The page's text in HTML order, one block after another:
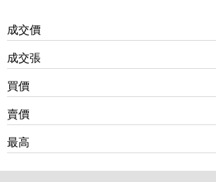
成交價
成交張
買價
賣價
最高